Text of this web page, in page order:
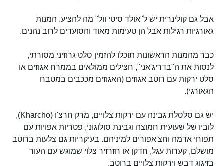
אבל גם קולינרית יש ל"אולד סיטי וול" מה להציע. המנות
גאורגיות רגילות אבל הן טעימות מאוד והסועדים לרוב נהנים.
כבר מהמנות הראשונות תוכלו להזמין סלט גרוזיני מסורתי,
לנסות את ה"בדריג'אני", חצילים ממולאים בממרח אגוזים או
סלט ירקות עם רוטב אגוזים (האגוזים מככבים במטבח
הגאורגי).
יש גם סלסלת גבינה עם ירקות צלויים, מרק חרצ'ו (Kharcho),
לוביו של שעועית חמוצה וגבינת סולוגוני, פטריות אפויות עם
תפוחי אדמה וחצ'אפורים למיניהם. בעיקריות גם צלעות ברוטב
מושלם, קערות עגל, חדקן או חזרזיר צלוי שמוגש עם העור
בזיגוג דבש וירקות צלויים ברוטב.